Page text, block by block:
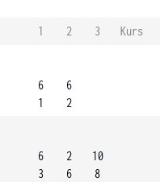
1 2 3
Kurs
6
1
6
2
6
3
2
6
10
8